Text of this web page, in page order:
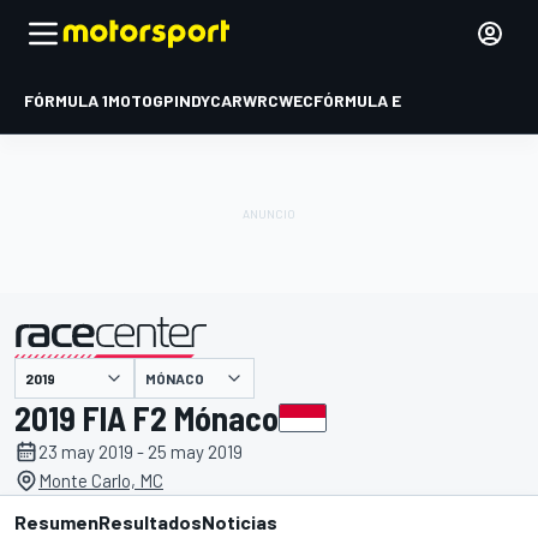
FÓRMULA 1MOTOGPINDYCARWRCWECFÓRMULA E
presentado por MÓNACO
2019 FIA F2 Mónaco
23 may 2019 - 25 may 2019
Monte Carlo, MC
ResumenResultadosNoticias